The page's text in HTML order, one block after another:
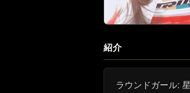
紹介
ラウンドガール: